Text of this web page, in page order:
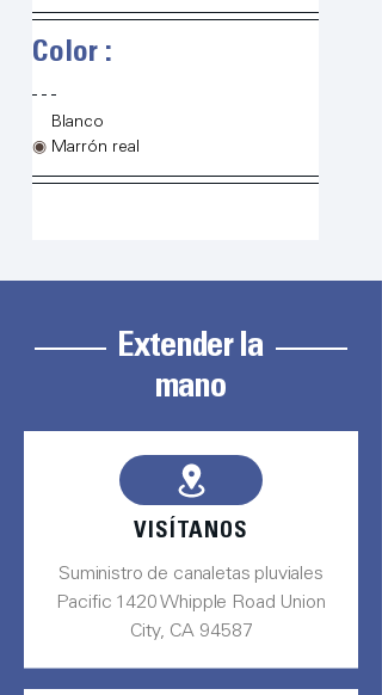
Color :
Blanco
◉ Marrón real
Extender la
mano
VISÍTANOS
Suministro de canaletas pluviales
Pacific 1420 Whipple Road Union
City, CA 94587